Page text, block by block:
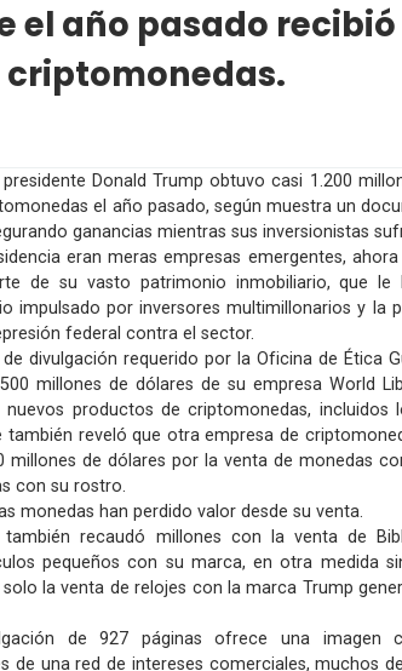
el año pasado recibió
criptomonedas.
presidente Donald Trump obtuvo casi 1.200
el año pasado, según muestra un
ganancias mientras sus inversionistas
eran meras empresas emergentes,
de su vasto patrimonio inmobiliario, que le
impulsado por inversores multimillonarios y la
federal contra el sector.
divulgación requerido por la Oficina de Ética
millones de dólares de su empresa World
productos de criptomonedas, incluidos
reveló que otra empresa de
millones de dólares por la venta de monedas
con su rostro.
monedas han perdido valor desde su venta.
recaudó millones con la venta de
pequeños con su marca, en otra medida
la venta de relojes con la marca Trump
de 927 páginas ofrece una imagen
una red de intereses comerciales, muchos